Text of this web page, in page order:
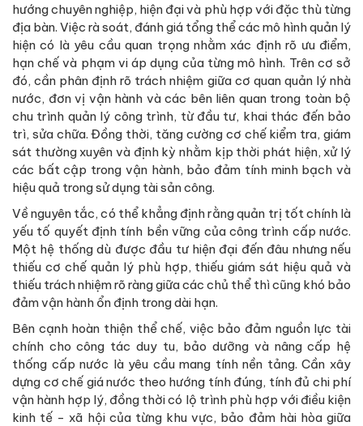
hướng chuyên nghiệp, hiện đại và phù hợp với đặc thù từng
địa bàn. Việc rà soát, đánh giá tổng thể các mô hình quản lý
hiện có là yêu cầu quan trọng nhằm xác định rõ ưu điểm,
hạn chế và phạm vi áp dụng của từng mô hình. Trên cơ sở
đó, cần phân định rõ trách nhiệm giữa cơ quan quản lý nhà
nước, đơn vị vận hành và các bên liên quan trong toàn bộ
chu trình quản lý công trình, từ đầu tư, khai thác đến bảo
trì, sửa chữa. Đồng thời, tăng cường cơ chế kiểm tra, giám
sát thường xuyên và định kỳ nhằm kịp thời phát hiện, xử lý
các bất cập trong vận hành, bảo đảm tính minh bạch và
hiệu quả trong sử dụng tài sản công.
Về nguyên tắc, có thể khẳng định rằng quản trị tốt chính là
yếu tố quyết định tính bền vững của công trình cấp nước.
Một hệ thống dù được đầu tư hiện đại đến đâu nhưng nếu
thiếu cơ chế quản lý phù hợp, thiếu giám sát hiệu quả và
thiếu trách nhiệm rõ ràng giữa các chủ thể thì cũng khó bảo
đảm vận hành ổn định trong dài hạn.
Bên cạnh hoàn thiện thể chế, việc bảo đảm nguồn lực tài
chính cho công tác duy tu, bảo dưỡng và nâng cấp hệ
thống cấp nước là yêu cầu mang tính nền tảng. Cần xây
dựng cơ chế giá nước theo hướng tính đúng, tính đủ chi phí
vận hành hợp lý, đồng thời có lộ trình phù hợp với điều kiện
kinh tế - xã hội của từng khu vực, bảo đảm hài hòa giữa